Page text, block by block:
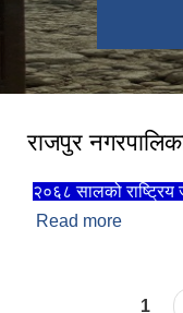
राजपुर
२०६८ सालको
Read more
1